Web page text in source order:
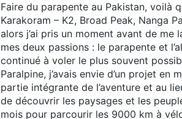
Faire du parapente au Pakistan, voilà
Karakoram – K2, Broad Peak, Nanga
alors j’ai pris un moment avant de me
mes deux passions : le parapente et
continué à voler le plus souvent
Paralpine, j’avais envie d’un projet
partie intégrante de l’aventure et au
de découvrir les paysages et les
mois pour parcourir les 9000 km à